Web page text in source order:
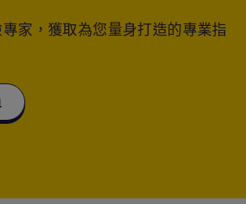
家，獲取為您量身打造的專業指